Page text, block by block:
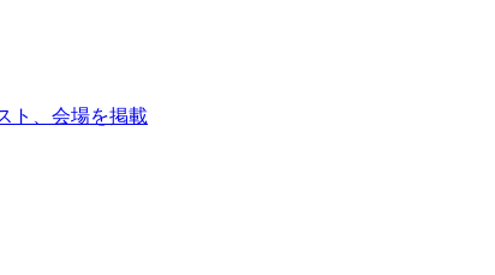
ト、会場を掲載